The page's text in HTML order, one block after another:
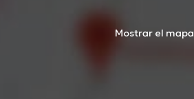
Mostrar el mapa